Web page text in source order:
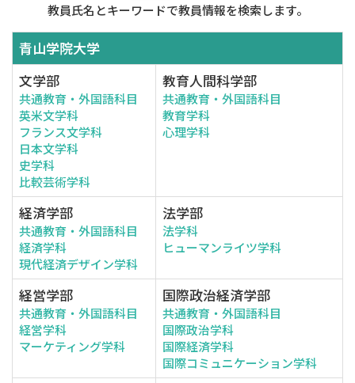
教員氏名とキーワードで教員情報を検索します。
青山学院大学
文学部
共通教育・外国語科目
英米文学科
フランス文学科
日本文学科
史学科
比較芸術学科
教育人間科学部
共通教育・外国語科目
教育学科
心理学科
経済学部
共通教育・外国語科目
経済学科
現代経済デザイン学科
法学部
法学科
ヒューマンライツ学科
経営学部
共通教育・外国語科目
経営学科
マーケティング学科
国際政治経済学部
共通教育・外国語科目
国際政治学科
国際経済学科
国際コミュニケーション学科